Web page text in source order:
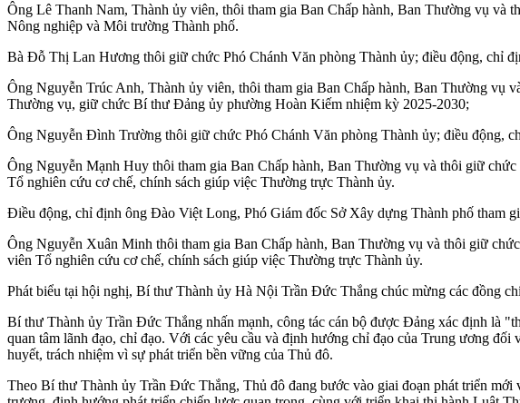
Ông Lê Thanh Nam, Thành ủy viên, thôi tham gia Ban Chấp hành, Ban Thường vụ
Nông nghiệp và Môi trường Thành phố.
Bà Đỗ Thị Lan Hương thôi giữ chức Phó Chánh Văn phòng Thành ủy; điều động, chỉ
Ông Nguyễn Trúc Anh, Thành ủy viên, thôi tham gia Ban Chấp hành, Ban Thường
Thường vụ, giữ chức Bí thư Đảng ủy phường Hoàn Kiếm nhiệm kỳ 2025-2030;
Ông Nguyễn Đình Trường thôi giữ chức Phó Chánh Văn phòng Thành ủy; điều động,
Ông Nguyễn Mạnh Huy thôi tham gia Ban Chấp hành, Ban Thường vụ và thôi giữ
Tổ nghiên cứu cơ chế, chính sách giúp việc Thường trực Thành ủy.
Điều động, chỉ định ông Đào Việt Long, Phó Giám đốc Sở Xây dựng Thành phố
Ông Nguyễn Xuân Minh thôi tham gia Ban Chấp hành, Ban Thường vụ và thôi giữ
viên Tổ nghiên cứu cơ chế, chính sách giúp việc Thường trực Thành ủy.
Phát biểu tại hội nghị, Bí thư Thành ủy Hà Nội Trần Đức Thắng chúc mừng các đồng
Bí thư Thành ủy Trần Đức Thắng nhấn mạnh, công tác cán bộ được Đảng xác định là
quan tâm lãnh đạo, chỉ đạo. Với các yêu cầu và định hướng chỉ đạo của Trung ương
huyết, trách nhiệm vì sự phát triển bền vững của Thủ đô.
Theo Bí thư Thành ủy Trần Đức Thắng, Thủ đô đang bước vào giai đoạn phát triển